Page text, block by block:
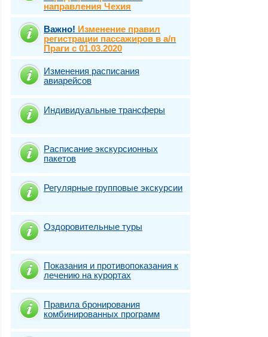
направления Чехия
Важно! Изменение правил
регистрации пассажиров в а/п
Праги с 01.03.2020
Изменения расписания
авиарейсов
Индивидуальные трансферы
Расписание экскурсионных
пакетов
Регулярные групповые экскурсии
Оздоровительные туры
Показания и противопоказания к
лечению на курортах
Правила бронирования
комбинированных программ